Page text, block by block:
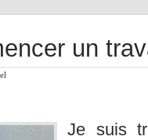
un
Je suis